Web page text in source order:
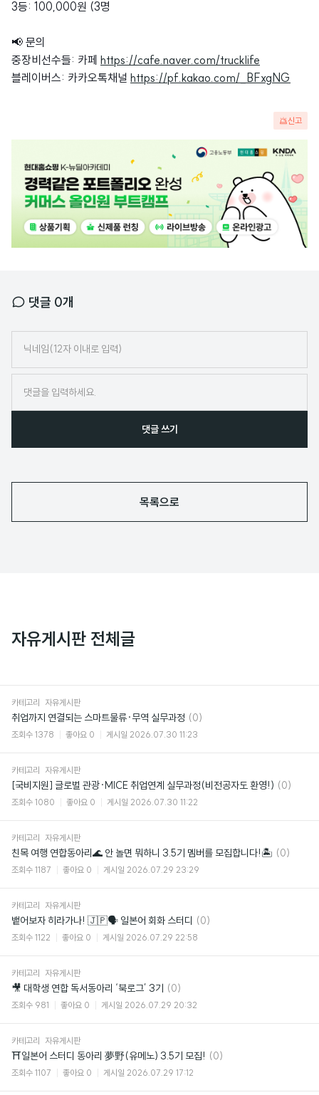
3등: 100,000원 (3명
📢 문의
중장비선수들: 카페 https://cafe.naver.com/trucklife
블레이버스: 카카오톡채널 https://pf.kakao.com/_BFxgNG
신고
댓글 0개
임
댓글 쓰기
목록으로
자유게시판 전체글
카테고리 자유게시판
취업까지 연결되는 스마트물류·무역 실무과정 댓
글
(0)
조회수 1378 좋아요 0 게시일 2026.07.30 11:23
카테고리 자유게시판
[국비지원] 글로벌 관광·MICE 취업연계 실무과정(비전공자도 환영!) 댓
(0)
조회수 1080 좋아요 0 게시일 2026.07.30 11:22
카테고리 자유게시판
친목 여행 연합동아리🌊 안 놀면 뭐하니 3.5기 멤버를 모집합니다!🏝 댓
(0)
조회수 1187 좋아요 0 게시일 2026.07.29 23:29
카테고리 자유게시판
뱉어보자 히라가나! 🇯🇵🗣️ 일본어 회화 스터디 댓
글
(0)
조회수 1122 좋아요 0 게시일 2026.07.29 22:58
카테고리 자유게시판
🎥 대학생 연합 독서동아리 ‘북로그’ 3기 댓
글
(0)
조회수 981 좋아요 0 게시일 2026.07.29 20:32
카테고리 자유게시판
⛩일본어 스터디 동아리 夢野(유메노) 3.5기 모집! 댓
(0)
조회수 1107 좋아요 0 게시일 2026.07.29 17:12